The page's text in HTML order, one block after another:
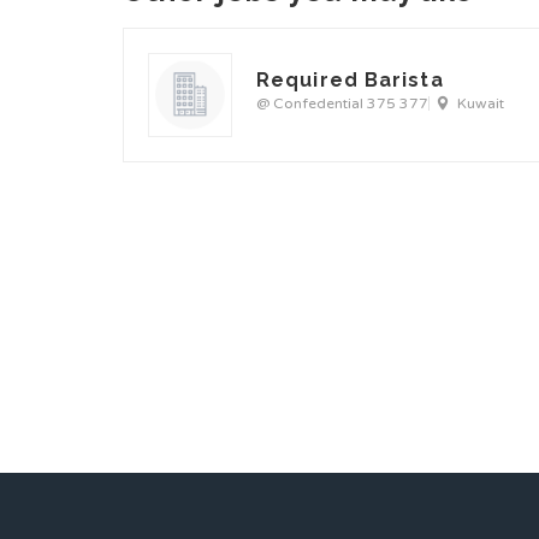
Required Barista
@ Confedential 375 377 Kuwait